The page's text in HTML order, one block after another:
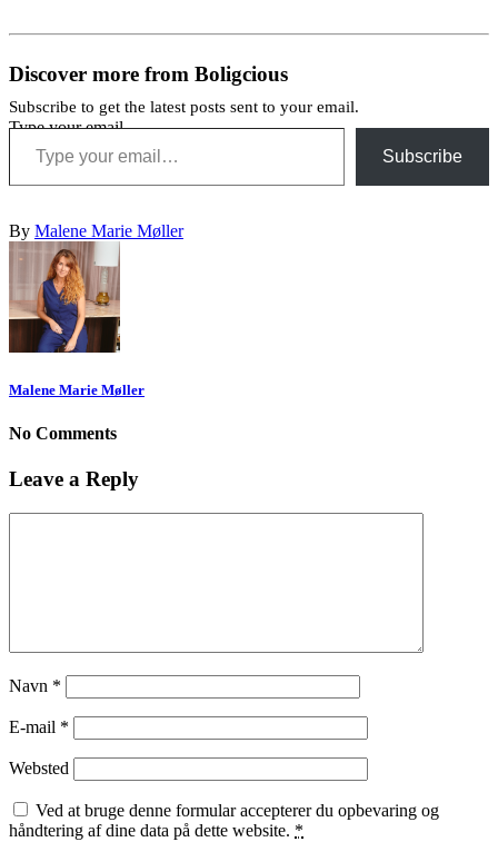
Discover more from Boligcious
Subscribe to get the latest posts sent to your email.
Type your email…
Subscribe
By Malene Marie Møller
Malene Marie Møller
No Comments
Leave a Reply
Navn *
E-mail *
Websted
Ved at bruge denne formular accepterer du opbevaring og
håndtering af dine data på dette website. *